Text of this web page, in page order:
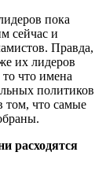
пока
сейчас и
Правда,
их лидеров
то что имена
политиков
том, что самые
расходятся